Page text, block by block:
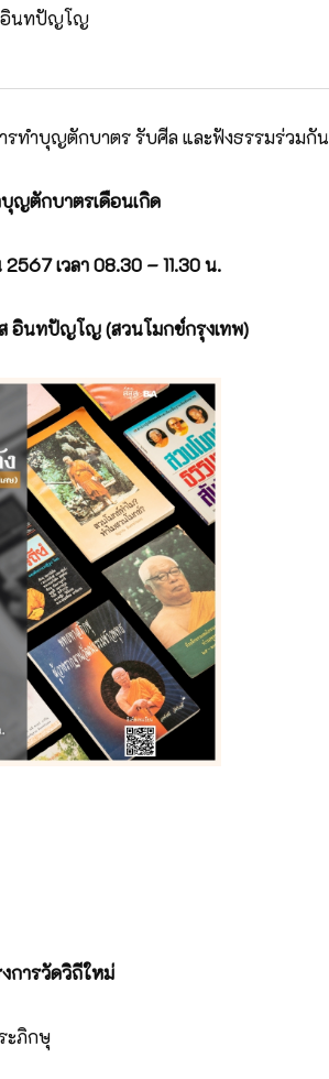
อินทปัญโญ
รทำบุญตักบาตร รับศีล และฟังธรรมร่วมกัน
ญตักบาตรเดือนเกิด
เวลา 08.30 – 11.30 น.
ส อินทปัญโญ(สวนโมกข์กรุงเทพ)
ารวัดวิถีใหม่
ะภิกษุ